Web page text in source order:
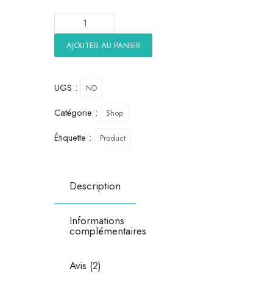
AJOUTER AU PANIER
UGS : ND
Catégorie : Shop
Étiquette : Product
Description
Informations
complémentaires
Avis (2)